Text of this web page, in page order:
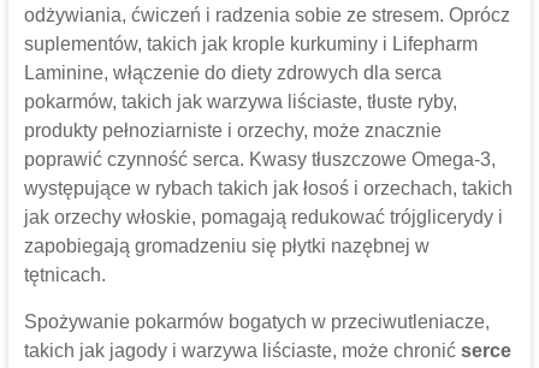
odżywiania, ćwiczeń i radzenia sobie ze stresem. Oprócz
suplementów, takich jak krople kurkuminy i Lifepharm
Laminine, włączenie do diety zdrowych dla serca
pokarmów, takich jak warzywa liściaste, tłuste ryby,
produkty pełnoziarniste i orzechy, może znacznie
poprawić czynność serca. Kwasy tłuszczowe Omega-3,
występujące w rybach takich jak łosoś i orzechach, takich
jak orzechy włoskie, pomagają redukować trójglicerydy i
zapobiegają gromadzeniu się płytki nazębnej w
tętnicach.
Spożywanie pokarmów bogatych w przeciwutleniacze,
takich jak jagody i warzywa liściaste, może chronić serce